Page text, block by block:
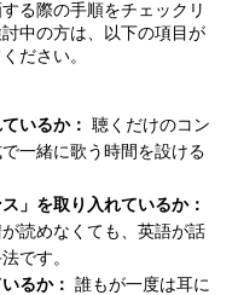
る際の手順をチェックリ
中の方は、以下の項目が
ださい。
いるか：
聴くだけのコン
一緒に歌う時間を設ける
」を取り入れているか：
読めなくても、英語が話
です。
るか： 誰もが一度は耳に